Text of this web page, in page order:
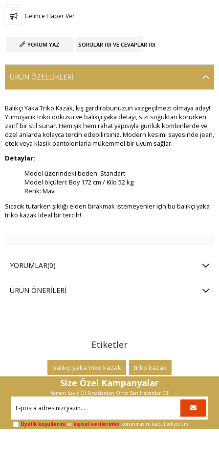
Gelince Haber Ver
YORUM YAZ SORULAR (0) VE CEVAPLAR (0)
ÜRÜN ÖZELLIKLERI
Balıkçı Yaka Triko Kazak, kış gardırobunuzun vazgeçilmezi olmaya aday!
Yumuşacık triko dokusu ve balıkçı yaka detayı, sizi soğuktan korurken
zarif bir stil sunar. Hem şık hem rahat yapısıyla günlük kombinlerde ve
özel anlarda kolayca tercih edebilirsiniz. Modern kesimi sayesinde jean,
etek veya klasik pantolonlarla mükemmel bir uyum sağlar.
Detaylar:
Model üzerindeki beden: Standart
Model ölçüleri: Boy 172 cm / Kilo 52 kg
Renk: Mavi
Sıcacık tutarken şıklığı elden bırakmak istemeyenler için bu balıkçı yaka
triko kazak ideal bir tercih!
YORUMLAR(0)
ÜRÜN ÖNERILERI
Etiketler
balıkçı yaka triko kazak triko kazak
Size Özel Kampanyalar
Hemen Kayıt Ol Fırsatlardan Önce Sen Haberdar Ol!
Üyelik koşullarını ve kişisel verilerimin korunmasını kabul ediyorum.